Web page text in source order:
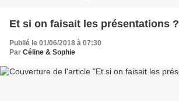
Et si on faisait les présentations ?
Publié le 01/06/2018 à 07:30
Par Céline & Sophie